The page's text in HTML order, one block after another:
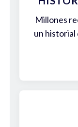
Millones
un historial